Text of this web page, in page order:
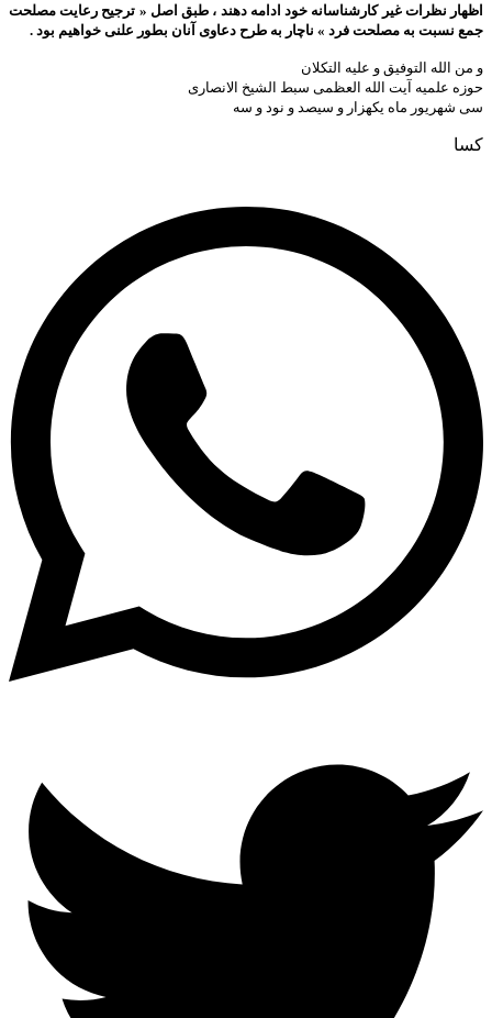
اظهار نظرات غیر کارشناسانه خود ادامه دهند ، طبق اصل « ترجیح رعایت مصلحت
جمع نسبت به مصلحت فرد » ناچار به طرح دعاوی آنان بطور علنی خواهیم بود .
و من الله التوفیق و علیه التکلان
حوزه علمیه آیت الله العظمی سبط الشیخ الانصاری
سی شهریور ماه یکهزار و سیصد و نود و سه
کسا